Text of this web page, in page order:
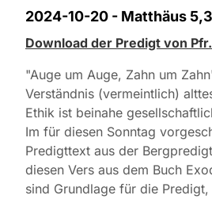
2024-10-20 - Matthäus
Download der Predigt von
"Auge um Auge, Zahn um
Verständnis (vermeintlich)
Ethik ist beinahe
Im für diesen Sonntag
Predigttext aus der
diesen Vers aus dem Buch
sind Grundlage für die